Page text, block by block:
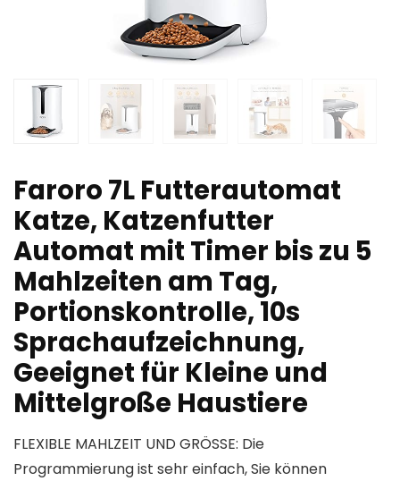
Faroro 7L Futterautomat
Katze, Katzenfutter
Automat mit Timer bis zu 5
Mahlzeiten am Tag,
Portionskontrolle, 10s
Sprachaufzeichnung,
Geeignet für Kleine und
Mittelgroße Haustiere
FLEXIBLE MAHLZEIT UND GRÖSSE: Die
Programmierung ist sehr einfach, Sie können